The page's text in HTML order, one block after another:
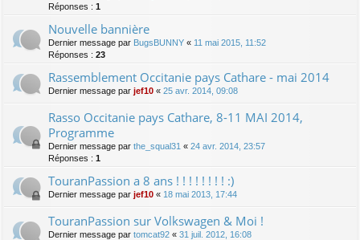
Réponses : 1
Nouvelle bannière
Dernier message par BugsBUNNY « 11 mai 2015, 11:52
Réponses : 23
Rassemblement Occitanie pays Cathare - mai 2014
Dernier message par jef10 « 25 avr. 2014, 09:08
Rasso Occitanie pays Cathare, 8-11 MAI 2014,
Programme
Dernier message par the_squal31 « 24 avr. 2014, 23:57
Réponses : 1
TouranPassion a 8 ans ! ! ! ! ! ! ! ! :)
Dernier message par jef10 « 18 mai 2013, 17:44
TouranPassion sur Volkswagen & Moi !
Dernier message par tomcat92 « 31 juil. 2012, 16:08